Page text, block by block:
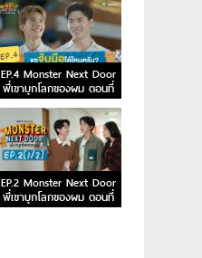
EP.4 Monster Next Door
พี่เขาบุกโลกของผม ตอนที่
4
EP.2 Monster Next Door
พี่เขาบุกโลกของผม ตอนที่
2